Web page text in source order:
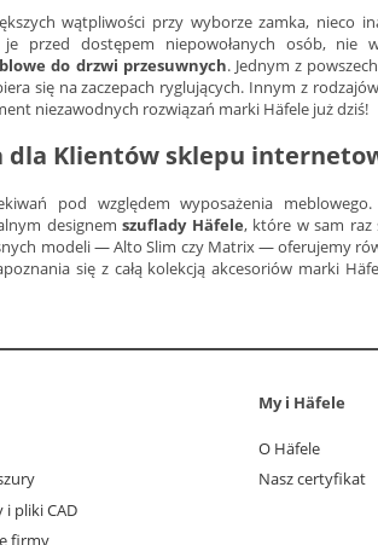
wątpliwości przy wyborze zamka, nieco
przed dostępem niepowołanych osób, nie
do drzwi przesuwnych. Jednym z
się na zaczepach ryglujących. Innym z rodzajów
niezawodnych rozwiązań marki Häfele już dziś!
Klientów sklepu
pod względem wyposażenia
designem szuflady Häfele, które w sam raz
modeli — Alto Slim czy Matrix — oferujemy
się z całą kolekcją akcesoriów marki
pliki CAD
firmy
My i Häfele
O Häfele
Nasz certyfikat